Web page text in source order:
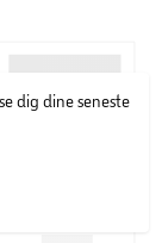
dig dine seneste